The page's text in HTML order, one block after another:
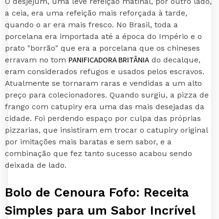
a ceia, era uma refeição mais reforçada à tarde,
quando o ar era mais fresco. No Brasil, toda a
porcelana era importada até a época do Império e o
prato "borrão" que era a porcelana que os chineses
erravam no tom PANIFICADORA BRITÂNIA do decalque,
eram considerados refugos e usados pelos escravos.
Atualmente se tornaram raras e vendidas a um alto
preço para colecionadores. Quando surgiu, a pizza de
frango com catupiry era uma das mais desejadas da
cidade. Foi perdendo espaço por culpa das próprias
pizzarias, que insistiram em trocar o catupiry original
por imitações mais baratas e sem sabor, e a
combinação que fez tanto sucesso acabou sendo
deixada de lado.
Bolo de Cenoura Fofo: Receita
Simples para um Sabor Incrível